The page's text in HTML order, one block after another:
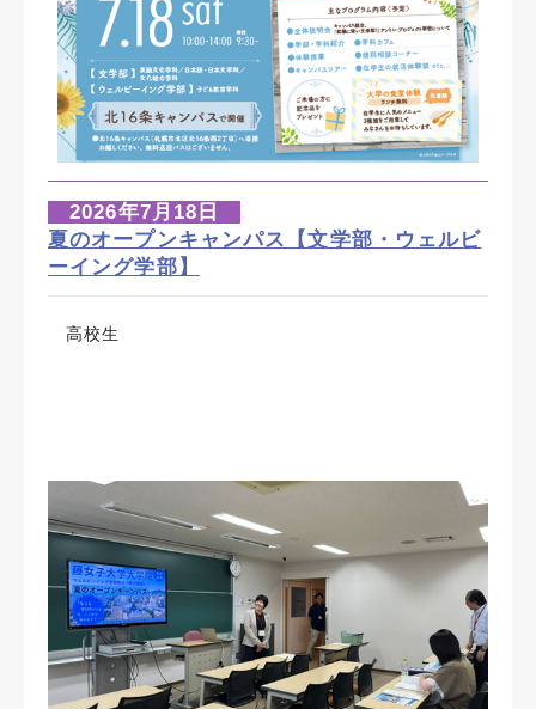
2026年7月18日
夏のオープンキャンパス【文学部・ウェルビ
ーイング学部】
高校生